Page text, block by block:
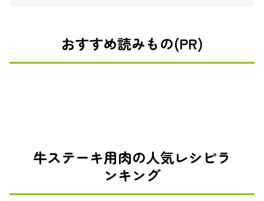
おすすめ読みもの(PR)
牛ステーキ用肉の人気レシピラ
ンキング